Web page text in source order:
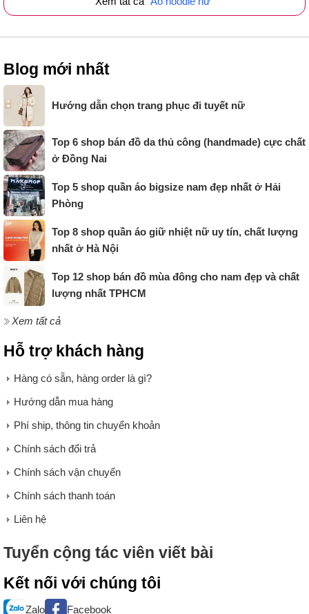
Blog mới nhất
Hướng dẫn chọn trang phục đi tuyết nữ
Top 6 shop bán đồ da thủ công (handmade) cực chất
ở Đồng Nai
Top 5 shop quần áo bigsize nam đẹp nhất ở Hải
Phòng
Top 8 shop quần áo giữ nhiệt nữ uy tín, chất lượng
nhất ở Hà Nội
Top 12 shop bán đồ mùa đông cho nam đẹp và chất
lượng nhất TPHCM
Xem tất cả
Hỗ trợ khách hàng
Hàng có sẵn, hàng order là gì?
Hướng dẫn mua hàng
Phí ship, thông tin chuyển khoản
Chính sách đổi trả
Chính sách vận chuyển
Chính sách thanh toán
Liên hệ
Tuyển cộng tác viên viết bài
Kết nối với chúng tôi
Zalo Facebook